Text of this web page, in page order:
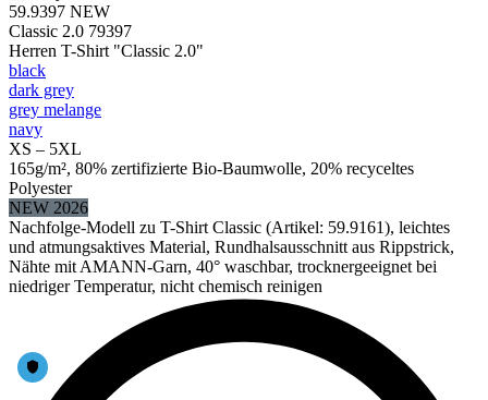
59.9397 NEW
Classic 2.0 79397
Herren T-Shirt "Classic 2.0"
black
dark grey
grey melange
navy
XS – 5XL
165g/m², 80% zertifizierte Bio-Baumwolle, 20% recyceltes
Polyester
NEW 2026
Nachfolge-Modell zu T-Shirt Classic (Artikel: 59.9161), leichtes
und atmungsaktives Material, Rundhalsausschnitt aus Rippstrick,
Nähte mit AMANN-Garn, 40° waschbar, trocknergeeignet bei
niedriger Temperatur, nicht chemisch reinigen